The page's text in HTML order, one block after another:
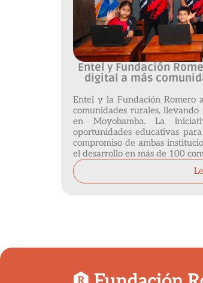
Entel y Fundación
digital a más
Entel y la Fundación Romero
comunidades rurales,
en Moyobamba. La
oportunidades educativas
compromiso de ambas
el desarrollo en más de 100